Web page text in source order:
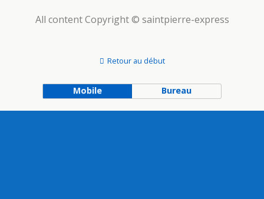
All content Copyright © saintpierre-express
Retour au début
Mobile Bureau